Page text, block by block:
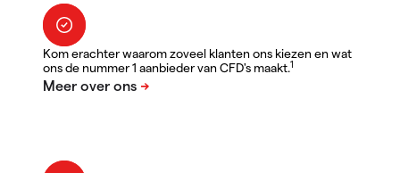
Kom erachter waarom zoveel klanten ons kiezen en wat
ons de nummer 1 aanbieder van CFD's maakt.1